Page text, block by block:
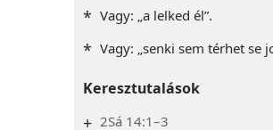
* Vagy: „a lelked él”.
* Vagy: „senki sem térhet se
Keresztutalások
+ 2Sá 14:1–3